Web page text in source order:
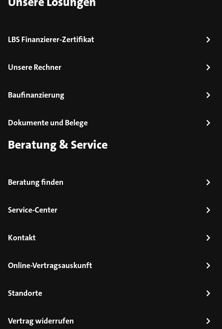
LBS Finanzierer-Zertifikat
Unsere Rechner
Baufinanzierung
Dokumente und Belege
Beratung & Service
Beratung finden
Service-Center
Kontakt
Online-Vertragsauskunft
Standorte
Vertrag widerrufen